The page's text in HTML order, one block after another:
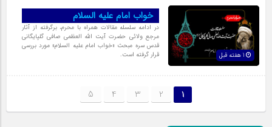
خواب امام علیه السلام
در ادامه سلسله مقالات همراه با محرم، برگرفته از آثار
مرجع ولائی حضرت آیت الله العظمی صافی گلپایگانی
قدس سره مبحث «خواب امام علیه السلام» مورد بررسی
قرار گرفته است.
1
2
3
4
5